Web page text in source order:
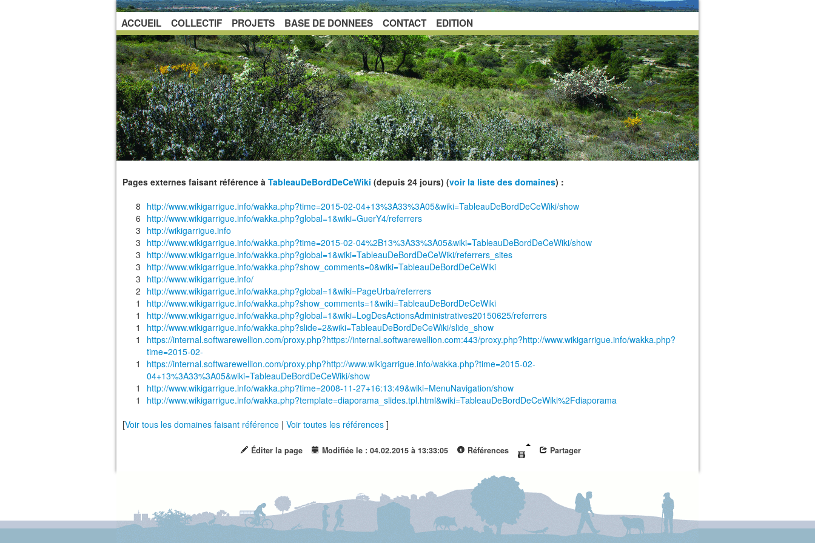
ACCUEIL COLLECTIF PROJETS BASE DE DONNEES CONTACT EDITION
Pages externes faisant référence à TableauDeBordDeCeWiki (depuis 24 jours) (voir la liste des domaines) :
8 http://www.wikigarrigue.info/wakka.php?time=2015-02-04+13%3A33%3A05&wiki=TableauDeBordDeCeWiki/show
6 http://www.wikigarrigue.info/wakka.php?global=1&wiki=GuerY4/referrers
3 http://wikigarrigue.info
3 http://www.wikigarrigue.info/wakka.php?time=2015-02-04%2B13%3A33%3A05&wiki=TableauDeBordDeCeWiki/show
3 http://www.wikigarrigue.info/wakka.php?global=1&wiki=TableauDeBordDeCeWiki/referrers_sites
3 http://www.wikigarrigue.info/wakka.php?show_comments=0&wiki=TableauDeBordDeCeWiki
3 http://www.wikigarrigue.info/
2 http://www.wikigarrigue.info/wakka.php?global=1&wiki=PageUrba/referrers
1
http://www.wikigarrigue.info/wakka.php?show_comments=1&wiki=TableauDeBordDeCeWiki
1
http://www.wikigarrigue.info/wakka.php?global=1&wiki=LogDesActionsAdministratives20150625/referrers
1
http://www.wikigarrigue.info/wakka.php?slide=2&wiki=TableauDeBordDeCeWiki/slide_show
1
https://internal.softwarewellion.com/proxy.php?https://internal.softwarewellion.com:443/proxy.php?http://www.wikigarrigue.info/wakka.php?
time=2015-02-
1
https://internal.softwarewellion.com/proxy.php?http://www.wikigarrigue.info/wakka.php?time=2015-02-
04+13%3A33%3A05&wiki=TableauDeBordDeCeWiki/show
1
http://www.wikigarrigue.info/wakka.php?time=2008-11-27+16:13:49&wiki=MenuNavigation/show
1
http://www.wikigarrigue.info/wakka.php?template=diaporama_slides.tpl.html&wiki=TableauDeBordDeCeWiki%2Fdiaporama
[Voir tous les domaines faisant référence | Voir toutes les références ]
Éditer la page Modifiée le : 04.02.2015 à 13:33:05 Références Partager